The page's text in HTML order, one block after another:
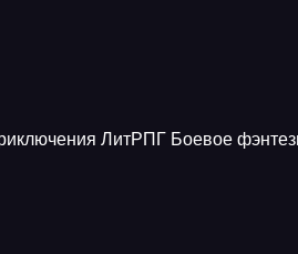
ЛитРПГ Боевое